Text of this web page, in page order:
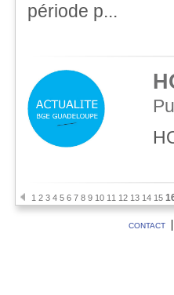
période p...
1 2 3 4 5 6 7 8 9 10 11 12 13 14 15
CONTACT